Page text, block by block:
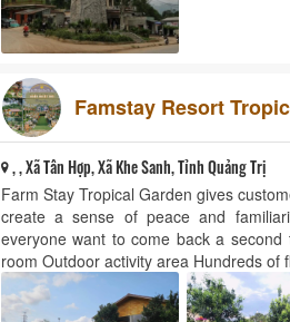
Famstay Resort
, , Xã Tân Hợp, Xã Khe Sanh, Tỉnh Quảng Trị
Farm Stay Tropical Garden gives
create a sense of peace and
everyone want to come back a
room Outdoor activity area Hundreds of